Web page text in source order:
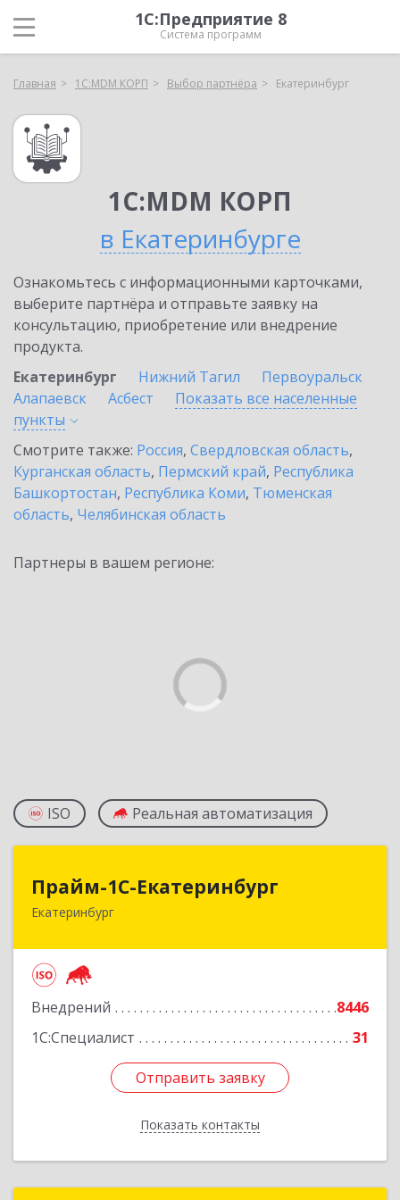
1С:Предприятие 8
Система программ
Главная 1С:MDM КОРП Выбор партнёра Екатеринбург
1С:MDM КОРП
в Екатеринбурге
Ознакомьтесь с информационными карточками,
выберите партнёра и отправьте заявку на
консультацию, приобретение или внедрение
продукта.
Екатеринбург
Нижний Тагил
Первоуральск
Алапаевск
Асбест
Показать все населенные
пункты
Смотрите также: Россия, Свердловская область,
Курганская область, Пермский край, Республика
Башкортостан, Республика Коми, Тюменская
область, Челябинская область
Партнеры в вашем регионе:
ISO Реальная автоматизация
Прайм-1С-Екатеринбург
Екатеринбург
Внедрений
8446
1С:Специалист
31
Отправить заявку
Показать контакты
Прайм-1С-Екатеринбург
620142, Свердловская обл, Екатеринбург г, 8
Отправить заявку
Назад